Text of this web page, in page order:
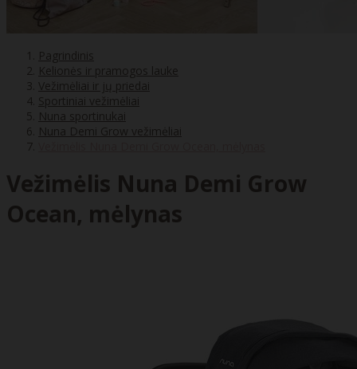
Pagrindinis
Kelionės ir pramogos lauke
Vežimėliai ir jų priedai
Sportiniai vežimėliai
Nuna sportinukai
Nuna Demi Grow vežimėliai
Vežimėlis Nuna Demi Grow
Ocean, mėlynas